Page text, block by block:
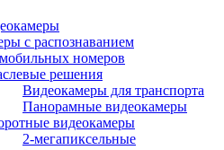
с распознаванием
номеров
решения
Видеокамеры для транспорта
Панорамные видеокамеры
видеокамеры
2-мегапиксельные